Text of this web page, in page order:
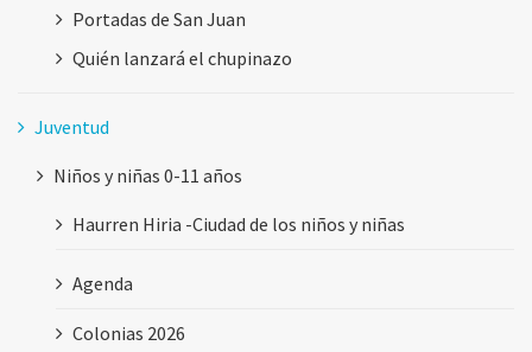
Portadas de San Juan
Quién lanzará el chupinazo
Juventud
Niños y niñas 0-11 años
Haurren Hiria -Ciudad de los niños y niñas
Agenda
Colonias 2026